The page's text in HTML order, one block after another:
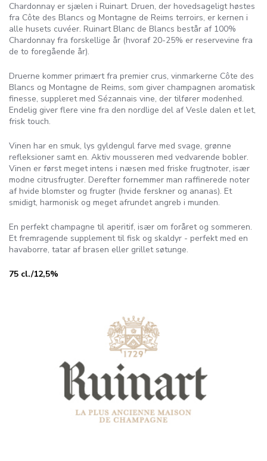
Chardonnay er sjælen i Ruinart. Druen, der hovedsageligt høstes
fra Côte des Blancs og Montagne de Reims terroirs, er kernen i
alle husets cuvéer. Ruinart Blanc de Blancs består af 100%
Chardonnay fra forskellige år (hvoraf 20-25% er reservevine fra
de to foregående år).
Druerne kommer primært fra premier crus, vinmarkerne Côte des
Blancs og Montagne de Reims, som giver champagnen aromatisk
finesse, suppleret med Sézannais vine, der tilfører modenhed.
Endelig giver flere vine fra den nordlige del af Vesle dalen et let,
frisk touch.
Vinen har en smuk, lys gyldengul farve med svage, grønne
refleksioner samt en. Aktiv mousseren med vedvarende bobler.
Vinen er først meget intens i næsen med friske frugtnoter, især
modne citrusfrugter. Derefter fornemmer man raffinerede noter
af hvide blomster og frugter (hvide ferskner og ananas). Et
smidigt, harmonisk og meget afrundet angreb i munden.
En perfekt champagne til aperitif, især om foråret og sommeren.
Et fremragende supplement til fisk og skaldyr - perfekt med en
havaborre, tatar af brasen eller grillet søtunge.
75 cl./12,5%